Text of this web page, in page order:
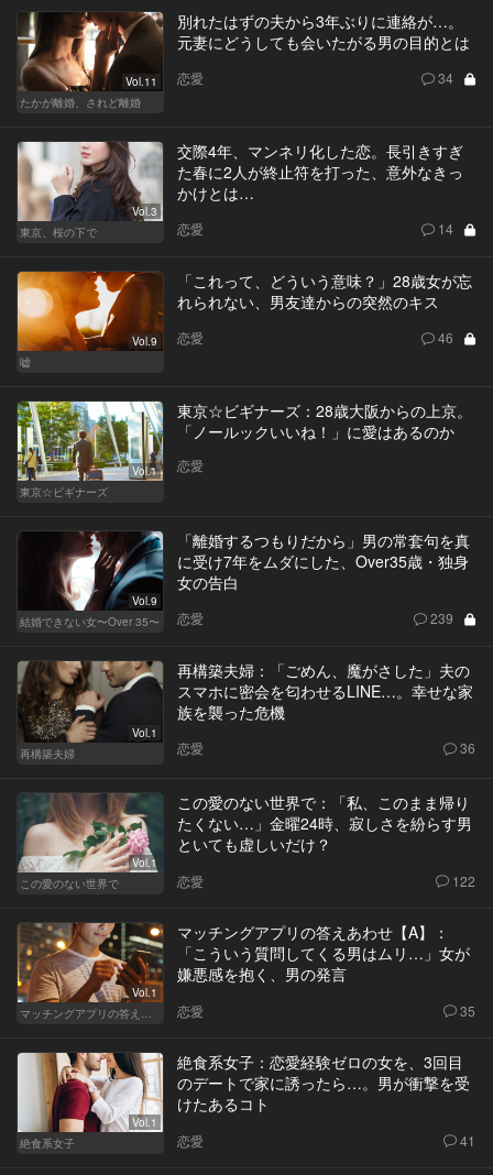
Vol.11
たかが離婚、されど離婚
別れたはずの夫から3年ぶりに連絡が…。
元妻にどうしても会いたがる男の目的とは
恋愛 34
Vol.3
東京、桜の下で
交際4年、マンネリ化した恋。長引きすぎ
た春に2人が終止符を打った、意外なきっ
かけとは…
恋愛 14
Vol.9
嘘
「これって、どういう意味？」28歳女が忘
れられない、男友達からの突然のキス
恋愛 46
Vol.1
東京☆ビギナーズ
東京☆ビギナーズ：28歳大阪からの上京。
「ノールックいいね！」に愛はあるのか
恋愛
Vol.9
結婚できない女〜Over 35〜
「離婚するつもりだから」男の常套句を真
に受け7年をムダにした、Over35歳・独身
女の告白
恋愛 239
Vol.1
再構築夫婦
再構築夫婦：「ごめん、魔がさした」夫の
スマホに密会を匂わせるLINE…。幸せな家
族を襲った危機
恋愛 36
Vol.1
この愛のない世界で
この愛のない世界で：「私、このまま帰り
たくない…」金曜24時、寂しさを紛らす男
といても虚しいだけ？
恋愛 122
Vol.1
マッチングアプリの答えあわせ【A】
マッチングアプリの答えあわせ【A】：
「こういう質問してくる男はムリ…」女が
嫌悪感を抱く、男の発言
恋愛 35
Vol.1
絶食系女子
絶食系女子：恋愛経験ゼロの女を、3回目
のデートで家に誘ったら…。男が衝撃を受
けたあるコト
恋愛 41